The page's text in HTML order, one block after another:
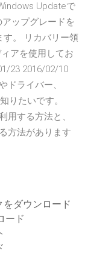
Updateで
ップグレードを
す。 リカバリー領
アを使用してお
23 2016/02/10
ドライバー、
りたいです。
用する方法と、
方法があります
をダウンロード
ード